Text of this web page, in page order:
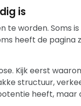
is
te worden. Soms
heeft de pagina
Kijk eerst
structuur,
heeft,